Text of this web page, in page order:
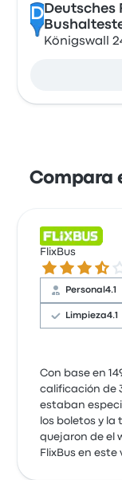
DDeutsches
Königswall
Compara
FlixBus
3.5 de 5
Personal4.1
Limpieza4.1
Con base en
calificación de
estaban
los boletos y
quejaron de el
FlixBus en este